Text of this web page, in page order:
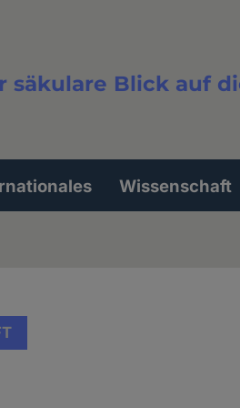
säkulare Blick auf
Wissenschaft